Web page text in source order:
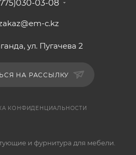
03-08
c.kz
ул. Пугачева 2
НА РАССЫЛКУ
КОНФИДЕНЦИАЛЬНОСТИ
и фурнитура для мебели.